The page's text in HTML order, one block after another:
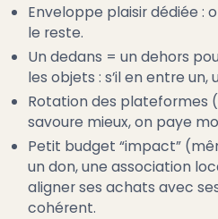
Enveloppe plaisir dédiée :
le reste.
Un dedans = un dehors
les objets : s’il en entre un,
Rotation des plateformes
savoure mieux, on paye
Petit budget “impact”
un don, une association
aligner ses achats avec
cohérent.